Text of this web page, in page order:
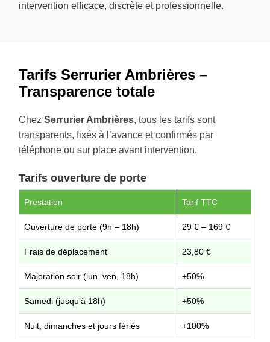
intervention efficace, discrète et professionnelle.
Tarifs Serrurier Ambrières –
Transparence totale
Chez Serrurier Ambrières, tous les tarifs sont
transparents, fixés à l’avance et confirmés par
téléphone ou sur place avant intervention.
Tarifs ouverture de porte
Prestation Tarif TTC
Ouverture de porte (9h – 18h) 29 € – 169 €
Frais de déplacement 23,80 €
Majoration soir (lun–ven, 18h) +50%
Samedi (jusqu’à 18h) +50%
Nuit, dimanches et jours fériés +100%